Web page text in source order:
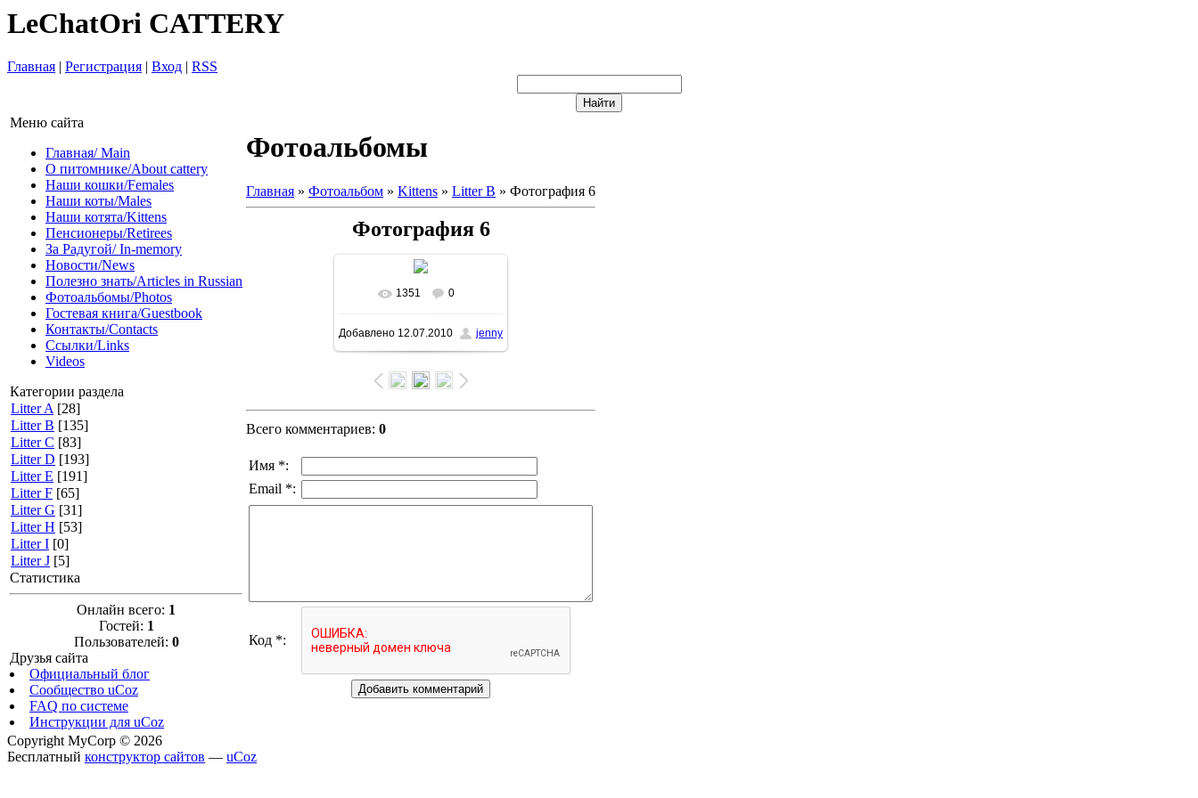
LeChatOri CATTERY
Главная | Регистрация | Вход | RSS
Меню сайта
Главная/ Main
О питомнике/About cattery
Наши кошки/Females
Наши коты/Males
Наши котята/Kittens
Пенсионеры/Retirees
За Радугой/ In-memory
Новости/News
Полезно знать/Articles in Russian
Фотоальбомы/Photos
Гостевая книга/Guestbook
Контакты/Contacts
Ссылки/Links
Videos
Категории раздела
Litter A [28]
Litter B [135]
Litter C [83]
Litter D [193]
Litter E [191]
Litter F [65]
Litter G [31]
Litter H [53]
Litter I [0]
Litter J [5]
Статистика
Онлайн всего: 1
Гостей: 1
Пользователей: 0
Друзья сайта
Официальный блог
Сообщество uCoz
FAQ по системе
Инструкции для uCoz
Фотоальбомы
Главная » Фотоальбом » Kittens » Litter B » Фотография 6
Фотография 6
В реальном размере
1600x1066 / 117.3Kb
1351 0
Добавлено 12.07.2010 jenny
Всего комментариев: 0
Имя *:
Email *:
Код *:
Copyright MyCorp © 2026
Бесплатный конструктор сайтов — uCoz